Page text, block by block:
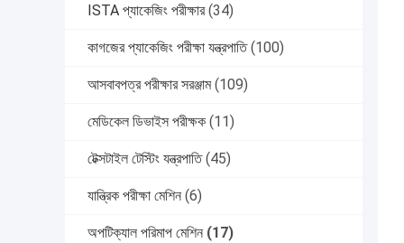
ISTA প্যাকেজিং পরীক্ষার (34)
কাগজের প্যাকেজিং পরীক্ষা যন্ত্রপাতি (100)
আসবাবপত্র পরীক্ষার সরঞ্জাম (109)
মেডিকেল ডিভাইস পরীক্ষক (11)
টেক্সটাইল টেস্টিং যন্ত্রপাতি (45)
যান্ত্রিক পরীক্ষা মেশিন (6)
অপটিক্যাল পরিমাপ মেশিন (17)